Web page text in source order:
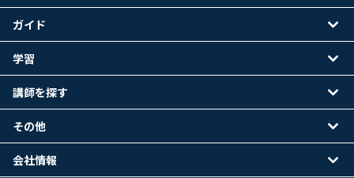
ガイド
学習
講師を探す
その他
会社情報